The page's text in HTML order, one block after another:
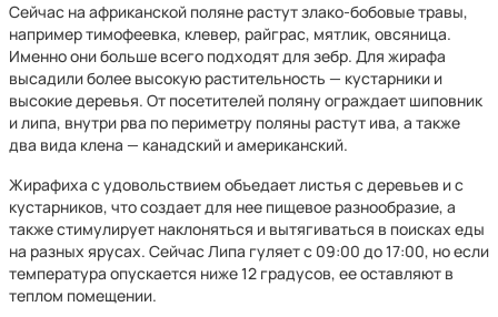
Сейчас на африканской поляне растут злако-бобовые травы,
например тимофеевка, клевер, райграс, мятлик, овсяница.
Именно они больше всего подходят для зебр. Для жирафа
высадили более высокую растительность — кустарники и
высокие деревья. От посетителей поляну ограждает шиповник
и липа, внутри рва по периметру поляны растут ива, а также
два вида клена — канадский и американский.
Жирафиха с удовольствием объедает листья с деревьев и с
кустарников, что создает для нее пищевое разнообразие, а
также стимулирует наклоняться и вытягиваться в поисках еды
на разных ярусах. Сейчас Липа гуляет с 09:00 до 17:00, но если
температура опускается ниже 12 градусов, ее оставляют в
теплом помещении.